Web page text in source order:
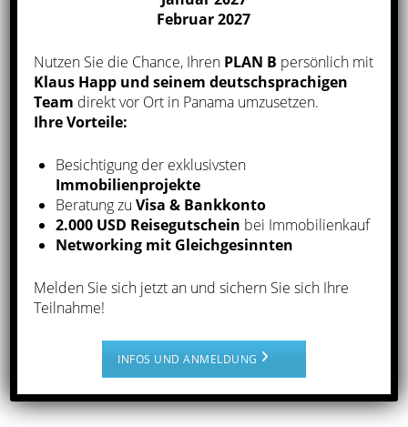
Panama“ steht Ihnen Klaus Happ gerne persönlich
zur Beratung bereit.
Unser Angebot in Panama
zu deninteressantesten Standorten
Investments und wir möchten gerne
Vertrauensperson vor Ortsein und uns um Ihre
Immobilien in Panama nachhaltig kümmern.
Rentabel, sicher und schön :
Investments in Panama
Februar 2027
Nutzen Sie die Chance, Ihren PLAN B persönlich mit
Klaus Happ und seinem deutschsprachigen
Team direkt vor Ort in Panama umzusetzen.
Ihre Vorteile:
Besichtigung der exklusivsten
Immobilienprojekte
Beratung zuVisa & Bankkonto
2.000 USD Reisegutschein bei Immobilienkauf
Networking mit Gleichgesinnten
Melden Sie sich jetzt an und sichern Sie sich Ihre
Teilnahme!
INFOS UND ANMELDUNG